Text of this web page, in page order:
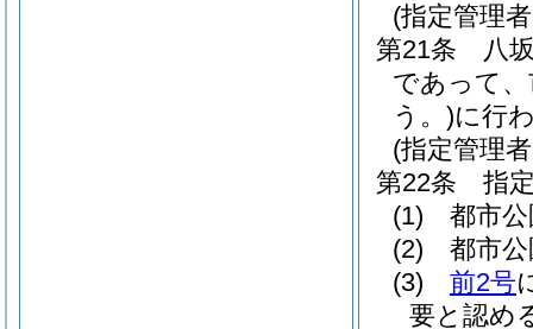
(指定管理
第21条
八
であって
う。)に行
(指定管理
第22条
指
(1)
都市
(2)
都市
(3)
前2号
要と認め